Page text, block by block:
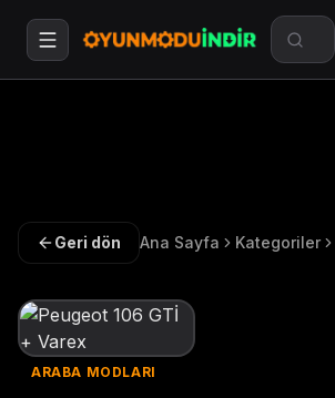
Geri dön Ana Sayfa Kategoriler
ARABA MODLARI